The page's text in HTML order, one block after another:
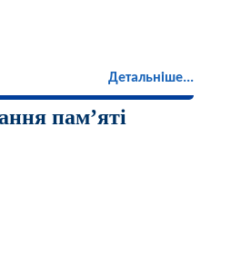
Детальніше...
пам’яті